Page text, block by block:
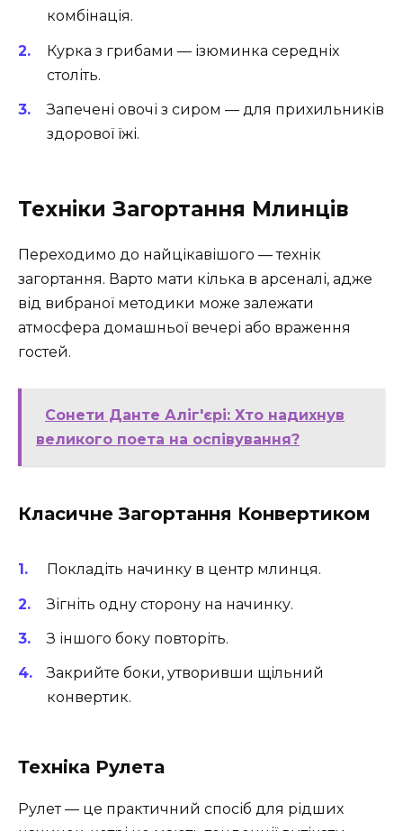
комбінація.
Курка з грибами — ізюминка середніх
століть.
Запечені овочі з сиром — для прихильників
здорової їжі.
Техніки Загортання Млинців
Переходимо до найцікавішого — технік
загортання. Варто мати кілька в арсеналі, адже
від вибраної методики може залежати
атмосфера домашньої вечері або враження
гостей.
Сонети Данте Аліг'єрі: Хто надихнув
великого поета на оспівування?
Класичне Загортання Конвертиком
Покладіть начинку в центр млинця.
Зігніть одну сторону на начинку.
З іншого боку повторіть.
Закрийте боки, утворивши щільний
конвертик.
Техніка Рулета
Рулет — це практичний спосіб для рідших